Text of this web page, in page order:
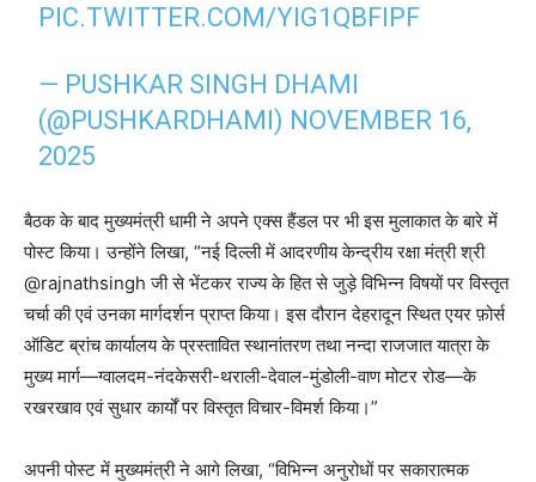
PIC.TWITTER.COM/YIG1QBFIPF
— PUSHKAR SINGH DHAMI
(@PUSHKARDHAMI) NOVEMBER 16,
2025
बैठक के बाद मुख्यमंत्री धामी ने अपने एक्स हैंडल पर भी इस मुलाकात के बारे में
पोस्ट किया। उन्होंने लिखा, “नई दिल्ली में आदरणीय केन्द्रीय रक्षा मंत्री श्री
@rajnathsingh जी से भेंटकर राज्य के हित से जुड़े विभिन्न विषयों पर विस्तृत
चर्चा की एवं उनका मार्गदर्शन प्राप्त किया। इस दौरान देहरादून स्थित एयर फ़ोर्स
ऑडिट ब्रांच कार्यालय के प्रस्तावित स्थानांतरण तथा नन्दा राजजात यात्रा के
मुख्य मार्ग—ग्वालदम-नंदकेसरी-थराली-देवाल-मुंडोली-वाण मोटर रोड—के
रखरखाव एवं सुधार कार्यों पर विस्तृत विचार-विमर्श किया।”
अपनी पोस्ट में मुख्यमंत्री ने आगे लिखा, “विभिन्न अनुरोधों पर सकारात्मक